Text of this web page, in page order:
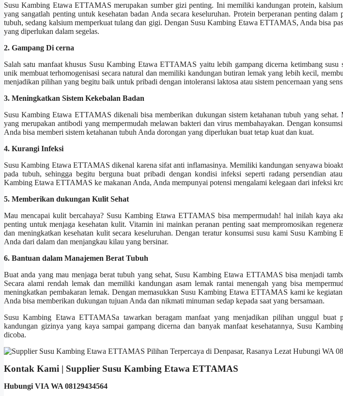
Susu Kambing Etawa ETTAMAS merupakan sumber gizi penting. Ini memiliki kandungan protein,
yang sangatlah penting untuk kesehatan badan Anda secara keseluruhan. Protein berperanan penting dalam
tubuh, sedang kalsium memperkuat tulang dan gigi. Dengan Susu Kambing Etawa ETTAMAS, Anda bisa
yang diperlukan dalam segelas.
2. Gampang Di cerna
Salah satu manfaat khusus Susu Kambing Etawa ETTAMAS yaitu lebih gampang dicerna ketimbang
unik membuat terhomogenisasi secara natural dan memiliki kandungan butiran lemak yang lebih kecil,
menjadikan pilihan yang begitu baik untuk pribadi dengan intoleransi laktosa atau sistem pencernaan yang
3. Meningkatkan Sistem Kekebalan Badan
Susu Kambing Etawa ETTAMAS dikenali bisa memberikan dukungan sistem ketahanan tubuh yang
yang merupakan antibodi yang mempermudah melawan bakteri dan virus membahayakan. Dengan
Anda bisa memberi sistem ketahanan tubuh Anda dorongan yang diperlukan buat tetap kuat dan kuat.
4. Kurangi Infeksi
Susu Kambing Etawa ETTAMAS dikenal karena sifat anti inflamasinya. Memiliki kandungan senyawa
pada tubuh, sehingga begitu berguna buat pribadi dengan kondisi infeksi seperti radang persendian
Kambing Etawa ETTAMAS ke makanan Anda, Anda mempunyai potensi mengalami kelegaan dari infeksi
5. Memberikan dukungan Kulit Sehat
Mau mencapai kulit bercahaya? Susu Kambing Etawa ETTAMAS bisa mempermudah! hal inilah kaya
penting untuk menjaga kesehatan kulit. Vitamin ini mainkan peranan penting saat mempromosikan
dan meningkatkan kesehatan kulit secara keseluruhan. Dengan teratur konsumsi susu kami Susu Kambing
Anda dari dalam dan menjangkau kilau yang bersinar.
6. Bantuan dalam Manajemen Berat Tubuh
Buat anda yang mau menjaga berat tubuh yang sehat, Susu Kambing Etawa ETTAMAS bisa menjadi
Secara alami rendah lemak dan memiliki kandungan asam lemak rantai menengah yang bisa
meningkatkan pembakaran lemak. Dengan memasukkan Susu Kambing Etawa ETTAMAS kami ke
Anda bisa memberikan dukungan tujuan Anda dan nikmati minuman sedap kepada saat yang bersamaan.
Susu Kambing Etawa ETTAMASa tawarkan beragam manfaat yang menjadikan pilihan unggul buat
kandungan gizinya yang kaya sampai gampang dicerna dan banyak manfaat kesehatannya, Susu
dicoba.
Kontak Kami | Supplier Susu Kambing Etawa ETTAMAS
Hubungi VIA WA 08129434564